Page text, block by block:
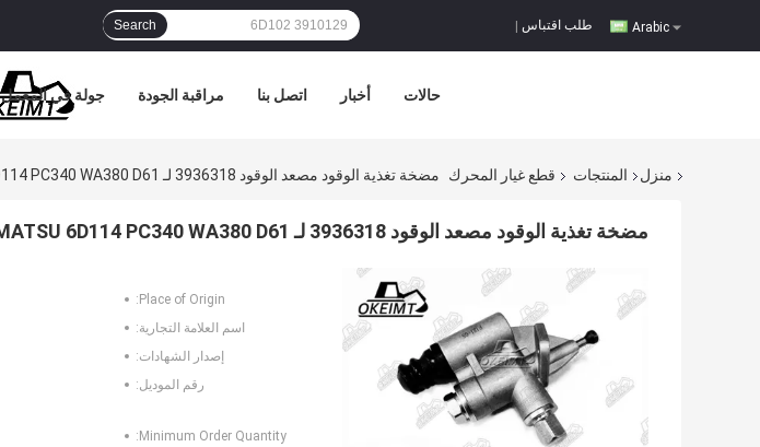
Arabic طلب اقتباس Search
جولة في المعمل مراقبة الجودة اتصل بنا أخبار حالات
منزل المنتجات قطع غيار المحرك مضخة تغذية الوقود مصعد الوقود 3936318 لـ KOMATSU 6D114 PC340 WA380 D61 فتحة صغيرة
مضخة تغذية الوقود مصعد الوقود 3936318 لـ KOMATSU 6D114 PC340 WA380 D61 فتحة صغيرة
Place of Origin:
اسم العلامة التجارية:
إصدار الشهادات:
رقم الموديل:
Minimum Order Quantity: